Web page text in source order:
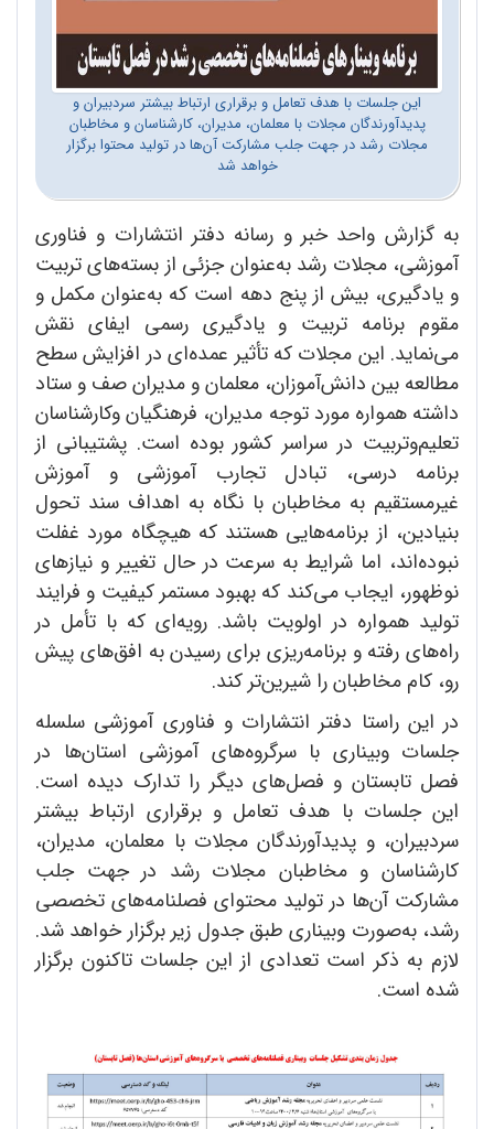
این جلسات با هدف تعامل و برقراری ارتباط بیشتر سردبیران و
پدیدآورندگان مجلات با معلمان، مدیران، کارشناسان و مخاطبان
مجلات رشد در جهت جلب مشارکت آن‌ها در تولید محتوا برگزار
خواهد شد
به گزارش واحد خبر و رسانه دفتر انتشارات و فناوری
آموزشی، مجلات رشد به‌عنوان جزئی از بسته‌های تربیت
و یادگیری، بیش از پنج دهه است که به‌عنوان مکمل و
مقوم برنامه تربیت و یادگیری رسمی ایفای نقش
می‌نماید. این مجلات که تأثیر عمده‌ای در افزایش سطح
مطالعه بین دانش‌آموزان، معلمان و مدیران صف و ستاد
داشته همواره مورد توجه مدیران، فرهنگیان وکارشناسان
تعلیم‌وتربیت در سراسر کشور بوده است. پشتیبانی از
برنامه درسی، تبادل تجارب آموزشی و آموزش
غیرمستقیم به مخاطبان با نگاه به اهداف سند تحول
بنیادین، از برنامه‌هایی هستند که هیچگاه مورد غفلت
نبوده‌اند، اما شرایط به سرعت در حال تغییر و نیازهای
نوظهور، ایجاب می‌کند که بهبود مستمر کیفیت و فرایند
تولید همواره در اولویت باشد. رویه‌ای که با تأمل در
راه‌های رفته و برنامه‌ریزی برای رسیدن به افق‌های پیش
رو، کام مخاطبان را شیرین‌تر کند.
در این راستا دفتر انتشارات و فناوری آموزشی سلسله
جلسات وبیناری با سرگروه‌های آموزشی استان‌ها در
فصل تابستان و فصل‌های دیگر را تدارک دیده است.
این جلسات با هدف تعامل و برقراری ارتباط بیشتر
سردبیران، و پدیدآورندگان مجلات با معلمان، مدیران،
کارشناسان و مخاطبان مجلات رشد در جهت جلب
مشارکت آن‌ها در تولید محتوای فصلنامه‌های تخصصی
رشد، به‌صورت وبیناری طبق جدول زیر برگزار خواهد شد.
لازم به ذکر است تعدادی از این جلسات تاکنون برگزار
شده است.